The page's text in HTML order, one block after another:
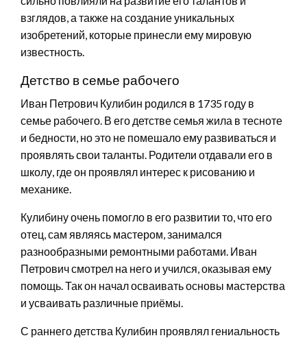
взглядов, а также на создание уникальных
изобретений, которые принесли ему мировую
известность.
Детство в семье рабочего
Иван Петрович Кулибин родился в 1735 году в
семье рабочего. В его детстве семья жила в тесноте
и бедности, но это не помешало ему развиваться и
проявлять свои таланты. Родители отдавали его в
школу, где он проявлял интерес к рисованию и
механике.
Кулибину очень помогло в его развитии то, что его
отец, сам являясь мастером, занимался
разнообразными ремонтными работами. Иван
Петрович смотрел на него и учился, оказывая ему
помощь. Так он начал осваивать основы мастерства
и усваивать различные приёмы.
С раннего детства Кулибин проявлял гениальность